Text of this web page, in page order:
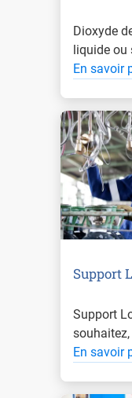
Dioxyde
liquide ou
En savoir
Support
Support
En savoir